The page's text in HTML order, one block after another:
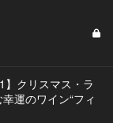
】クリスマス・ラ
運のワイン“フィ